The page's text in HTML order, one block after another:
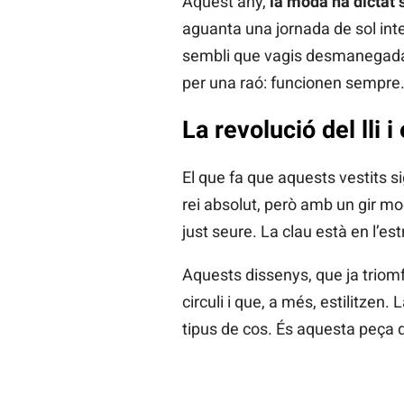
aguanta una jornada de sol
sembli que vagis
per una raó: funcionen sempre.
La revolució del lli
El que fa que aquests vestits
rei absolut, però amb un gir
just seure. La clau està en
Aquests dissenys, que ja
circuli i que, a més, estilitzen.
tipus de cos. És aquesta peça